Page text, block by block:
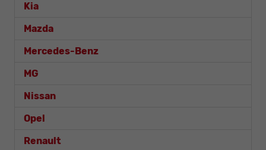
Kia
Mazda
Mercedes-Benz
MG
Nissan
Opel
Renault